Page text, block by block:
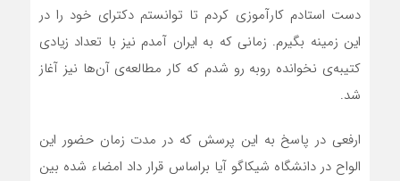
دست استادم کارآموزی کردم تا توانستم دکترای خود را در
این زمینه بگیرم. زمانی که به ایران آمدم نیز با تعداد زیادی
کتیبه‌ی نخوانده روبه رو شدم که کار مطالعه‌ی آن‌ها نیز آغاز
شد.
ارفعی در پاسخ به این پرسش که در مدت زمان حضور این
الواح در دانشگاه شیکاگو آیا براساس قرار داد امضاء شده بین